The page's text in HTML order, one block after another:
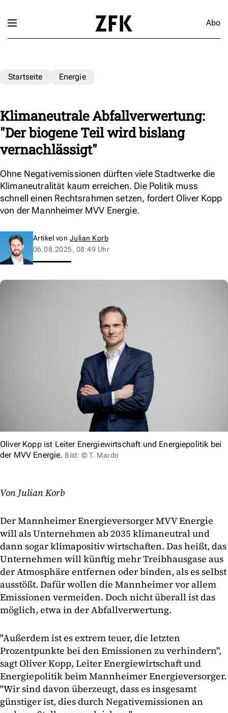
Abo
Startseite Energie
Klimaneutrale Abfallverwertung:
"Der biogene Teil wird bislang
vernachlässigt"
Ohne Negativemissionen dürften viele Stadtwerke die
Klimaneutralität kaum erreichen. Die Politik muss
schnell einen Rechtsrahmen setzen, fordert Oliver Kopp
von der Mannheimer MVV Energie.
Artikel von Julian Korb
06.08.2025, 08:49 Uhr
Oliver Kopp ist Leiter Energiewirtschaft und Energiepolitik bei
der MVV Energie. Bild: © T. Mardo
Von Julian Korb
Der Mannheimer Energieversorger MVV Energie
will als Unternehmen ab 2035 klimaneutral und
dann sogar klimapositiv wirtschaften. Das heißt, das
Unternehmen will künftig mehr Treibhausgase aus
der Atmosphäre entfernen oder binden, als es selbst
ausstößt. Dafür wollen die Mannheimer vor allem
Emissionen vermeiden. Doch nicht überall ist das
möglich, etwa in der Abfallverwertung.
"Außerdem ist es extrem teuer, die letzten
Prozentpunkte bei den Emissionen zu verhindern",
sagt Oliver Kopp, Leiter Energiewirtschaft und
Energiepolitik beim Mannheimer Energieversorger.
"Wir sind davon überzeugt, dass es insgesamt
günstiger ist, dies durch Negativemissionen an